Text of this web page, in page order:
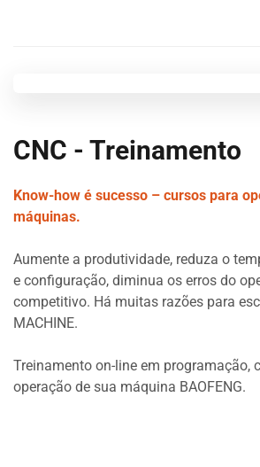
CNC - Treinamento
Know-how é sucesso – cursos para
máquinas.
Aumente a produtividade, reduza o
e configuração, diminua os erros do
competitivo. Há muitas razões para
MACHINE.
Treinamento on-line em programação,
operação de sua máquina BAOFENG.